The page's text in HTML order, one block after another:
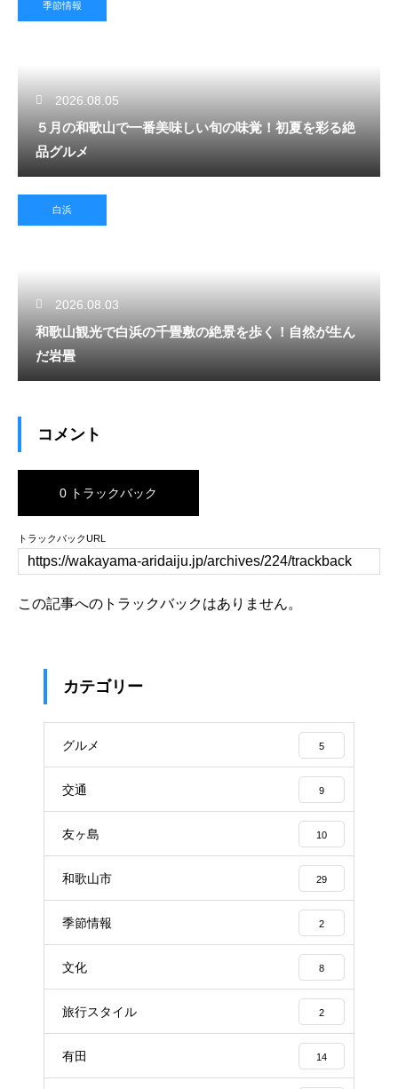
季節情報
2026.08.05
５月の和歌山で一番美味しい旬の味覚！初夏を彩る絶
品グルメ
白浜
2026.08.03
和歌山観光で白浜の千畳敷の絶景を歩く！自然が生ん
だ岩畳
コメント
0 トラックバック
トラックバックURL
この記事へのトラックバックはありません。
カテゴリー
グルメ 5
交通 9
友ヶ島 10
和歌山市 29
季節情報 2
文化 8
旅行スタイル 2
有田 14